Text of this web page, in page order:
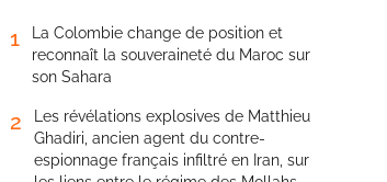
1
La Colombie change de position et
reconnaît la souveraineté du Maroc sur
son Sahara
2
Les révélations explosives de Matthieu
Ghadiri, ancien agent du contre-
espionnage français infiltré en Iran, sur